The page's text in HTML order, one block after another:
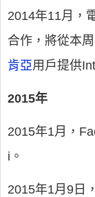
2014年11月，
合作，將從本
肯亞用戶提供
2015年
2015年1月，
i。
2015年1月9日